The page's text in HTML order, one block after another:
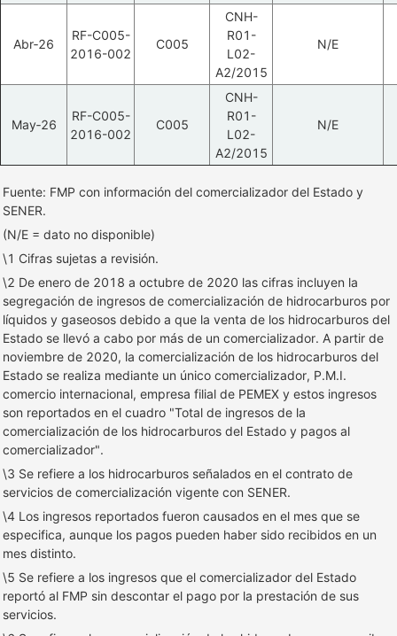
Abr‑26
RF-C005-
2016-002
C005
CNH-
R01-
L02-
A2/2015
N/E
May‑26
RF-C005-
2016-002
C005
CNH-
R01-
L02-
A2/2015
N/E
Fuente: FMP con información del comercializador del Estado y
SENER.
(N/E = dato no disponible)
\1 Cifras sujetas a revisión.
\2 De enero de 2018 a octubre de 2020 las cifras incluyen la
segregación de ingresos de comercialización de hidrocarburos por
líquidos y gaseosos debido a que la venta de los hidrocarburos del
Estado se llevó a cabo por más de un comercializador. A partir de
noviembre de 2020, la comercialización de los hidrocarburos del
Estado se realiza mediante un único comercializador, P.M.I.
comercio internacional, empresa filial de PEMEX y estos ingresos
son reportados en el cuadro "Total de ingresos de la
comercialización de los hidrocarburos del Estado y pagos al
comercializador".
\3 Se refiere a los hidrocarburos señalados en el contrato de
servicios de comercialización vigente con SENER.
\4 Los ingresos reportados fueron causados en el mes que se
especifica, aunque los pagos pueden haber sido recibidos en un
mes distinto.
\5 Se refiere a los ingresos que el comercializador del Estado
reportó al FMP sin descontar el pago por la prestación de sus
servicios.